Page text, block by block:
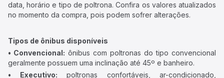
data, horário e tipo de poltrona. Confira os valores atualizados
no momento da compra, pois podem sofrer alterações.
Tipos de ônibus disponíveis
• Convencional: ônibus com poltronas do tipo convencional
geralmente possuem uma inclinação até 45º e banheiro.
• Executivo: poltronas confortáveis, ar-condicionado,